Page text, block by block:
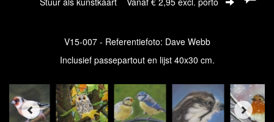
V15-007 - Referentiefoto: Dave Webb
Inclusief passepartout en lijst 40x30 cm.